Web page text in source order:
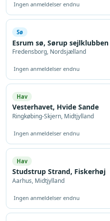
Ingen anmeldelser endnu
Sø
Esrum sø, Sørup sejlklubben
Fredensborg, Nordsjælland
Ingen anmeldelser endnu
Hav
Vesterhavet, Hvide Sande
Ringkøbing-Skjern, Midtjylland
Ingen anmeldelser endnu
Hav
Studstrup Strand, Fiskerhøj
Aarhus, Midtjylland
Ingen anmeldelser endnu